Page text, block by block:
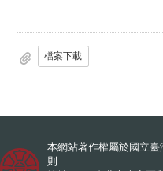
檔案下載
本網站著作權屬於國立
則